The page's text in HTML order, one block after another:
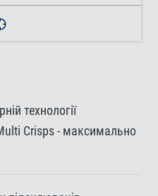
технології
Crisps - максимально